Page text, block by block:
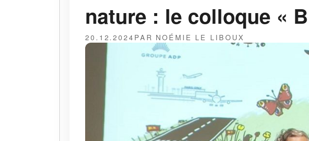
nature : le colloque «
20.12.2024PAR NOÉMIE LE LIBOUX